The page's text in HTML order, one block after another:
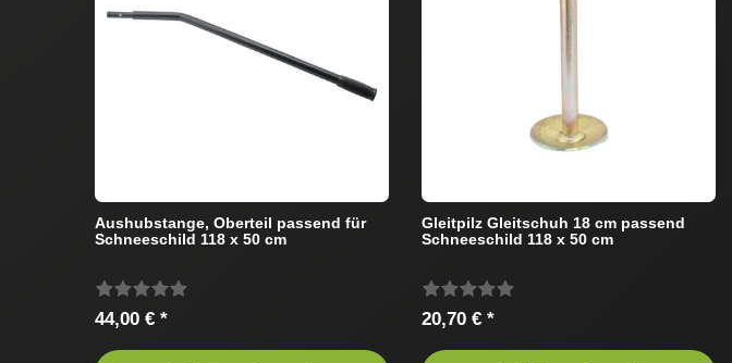
Aushubstange, Oberteil passend für
Schneeschild 118 x 50 cm
44,00 € *
Gleitpilz Gleitschuh 18 cm passend
Schneeschild 118 x 50 cm
20,70 € *